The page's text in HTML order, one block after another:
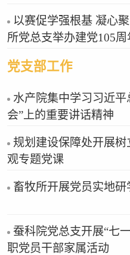
以赛促学强根基 凝心
所党总支举办建党105周
党支部工作
水产院集中学习习近平
会”上的重要讲话精神
规划建设保障处开展
观专题党课
畜牧所开展党员实地研
蚕科院党总支开展“七
职党员干部家属活动